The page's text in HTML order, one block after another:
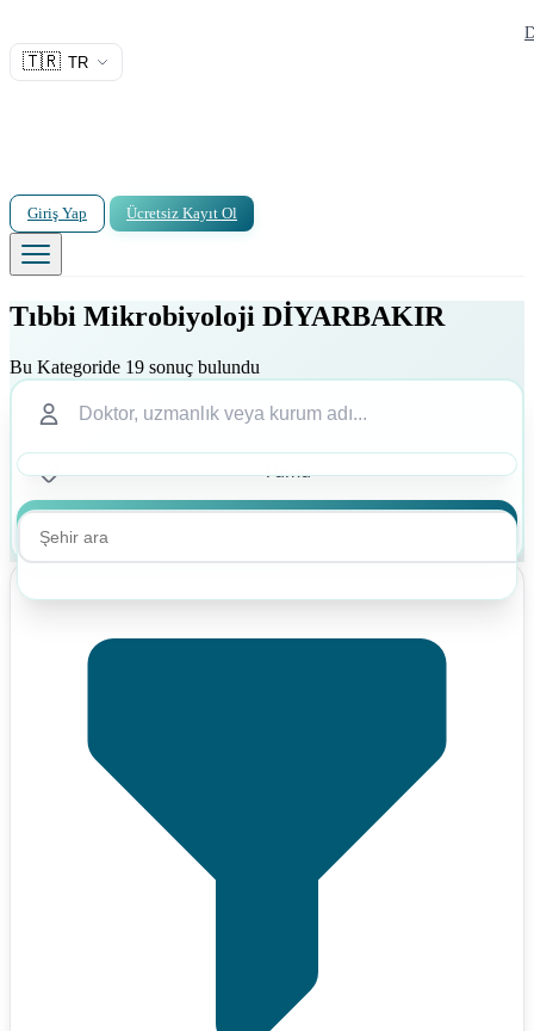
🇹🇷 TR
Giriş Yap Ücretsiz Kayıt Ol
Tıbbi Mikrobiyoloji DİYARBAKIR
Bu Kategoride 19 sonuç bulundu